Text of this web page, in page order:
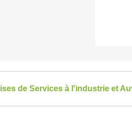
de Services à l'industrie et